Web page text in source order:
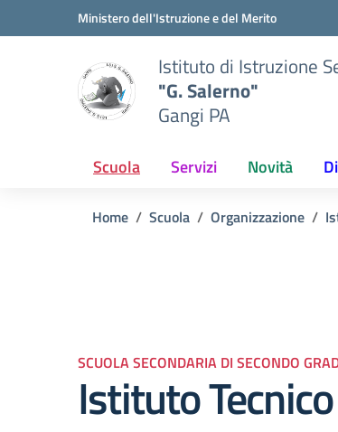
Vai ai contenuti
Vai al menu di navigazioneMinistero dell'Istruzione e del Merito
Istituto di Istruzione
"G. Salerno"
Gangi PA
Scuola Servizi Novità
Home Scuola Organizzazione
SCUOLA SECONDARIA DI SECONDO
Istituto Tecnico